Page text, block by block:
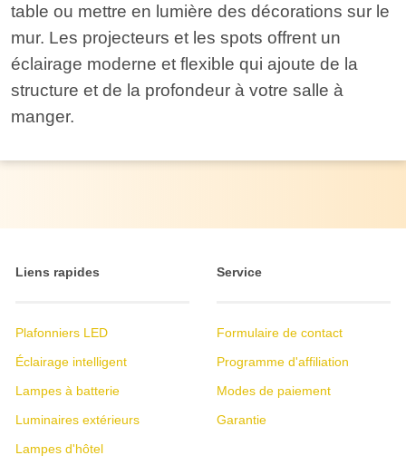
table ou mettre en lumière des décorations sur le
mur. Les projecteurs et les spots offrent un
éclairage moderne et flexible qui ajoute de la
structure et de la profondeur à votre salle à
manger.
Liens rapides
Plafonniers LED
Éclairage intelligent
Lampes à batterie
Luminaires extérieurs
Lampes d'hôtel
Service
Formulaire de contact
Programme d'affiliation
Modes de paiement
Garantie